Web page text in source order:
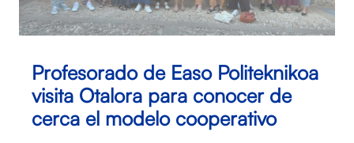
Profesorado de Easo Politeknikoa
visita Otalora para conocer de
cerca el modelo cooperativo